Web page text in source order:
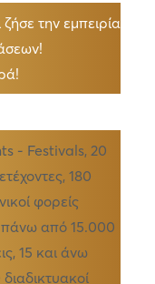
την εμπειρία
- Festivals, 20
180
φορείς
πάνω από 15.000
15 και άνω